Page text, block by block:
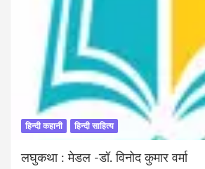
हिन्दी कहानी हिन्दी साहित्य
लघुकथा : मेडल -डॉ. विनोद कुमार वर्मा